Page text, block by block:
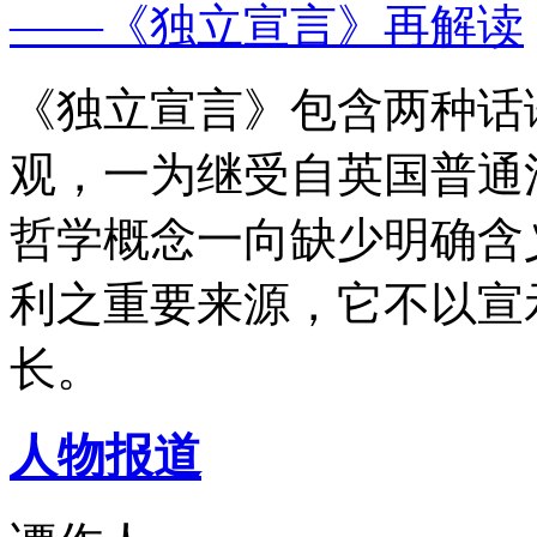
——《独立宣言》再解读
《独立宣言》包含两种
观，一为继受自英国普
哲学概念一向缺少明确
利之重要来源，它不以
长。
人物报道